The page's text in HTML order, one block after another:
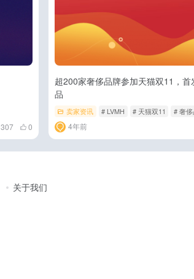
307 0
超200家奢侈品牌参加天猫双11，
品
卖家资讯 # LVMH # 天猫双11 # 奢
4年前
关于我们